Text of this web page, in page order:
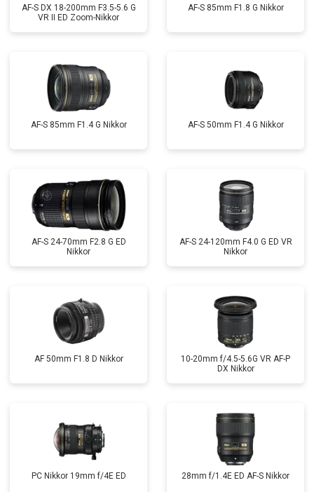
AF-S DX 18-200mm F3.5-5.6 G
VR II ED Zoom-Nikkor
AF-S 85mm F1.8 G Nikkor
AF-S 85mm F1.4 G Nikkor AF-S 50mm F1.4 G Nikkor
AF-S 24-70mm F2.8 G ED
Nikkor
AF-S 24-120mm F4.0 G ED VR
Nikkor
AF 50mm F1.8 D Nikkor
10-20mm f/4.5-5.6G VR AF-P
DX Nikkor
PC Nikkor 19mm f/4E ED 28mm f/1.4E ED AF-S Nikkor